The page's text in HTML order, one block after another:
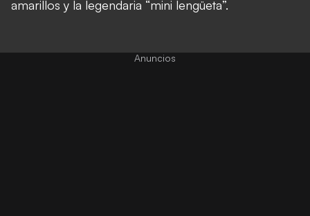
amarillos y la legendaria “mini lengüeta”.